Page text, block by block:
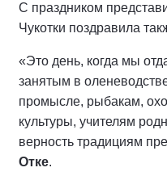
С праздником
Чукотки поздравила
«Это день, когда мы
занятым в
промысле, рыбакам,
культуры, учителям
верность традициям
Отке.